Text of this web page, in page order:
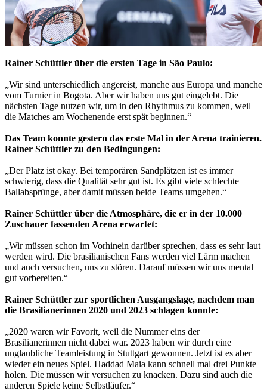
Rainer Schüttler über die ersten Tage in São Paulo:
„Wir sind unterschiedlich angereist, manche aus Europa und manche
vom Turnier in Bogota. Aber wir haben uns gut eingelebt. Die
nächsten Tage nutzen wir, um in den Rhythmus zu kommen, weil
die Matches am Wochenende erst spät beginnen.“
Das Team konnte gestern das erste Mal in der Arena trainieren.
Rainer Schüttler zu den Bedingungen:
„Der Platz ist okay. Bei temporären Sandplätzen ist es immer
schwierig, dass die Qualität sehr gut ist. Es gibt viele schlechte
Ballabsprünge, aber damit müssen beide Teams umgehen.“
Rainer Schüttler über die Atmosphäre, die er in der 10.000
Zuschauer fassenden Arena erwartet:
„Wir müssen schon im Vorhinein darüber sprechen, dass es sehr laut
werden wird. Die brasilianischen Fans werden viel Lärm machen
und auch versuchen, uns zu stören. Darauf müssen wir uns mental
gut vorbereiten.“
Rainer Schüttler zur sportlichen Ausgangslage, nachdem man
die Brasilianerinnen 2020 und 2023 schlagen konnte:
„2020 waren wir Favorit, weil die Nummer eins der
Brasilianerinnen nicht dabei war. 2023 haben wir durch eine
unglaubliche Teamleistung in Stuttgart gewonnen. Jetzt ist es aber
wieder ein neues Spiel. Haddad Maia kann schnell mal drei Punkte
holen. Die müssen wir versuchen zu knacken. Dazu sind auch die
anderen Spiele keine Selbstläufer.“